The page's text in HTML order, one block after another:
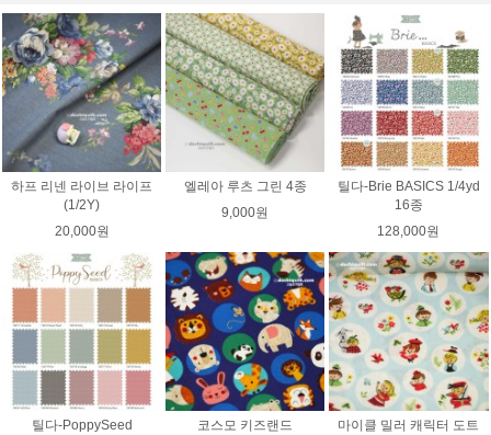
하프 리넨 라이브 라이프
(1/2Y)
20,000원
엘레아 루츠 그린 4종
9,000원
틸다-Brie BASICS 1/4yd
16종
128,000원
틸다-PoppySeed
코스모 키즈랜드
마이클 밀러 캐릭터 도트